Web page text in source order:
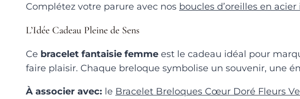
Complétez votre parure avec nos boucles d’oreilles en
L’Idée Cadeau Pleine de Sens
Ce bracelet fantaisie femme est le cadeau idéal pour
faire plaisir. Chaque breloque symbolise un souvenir, une
À associer avec: le Bracelet Breloques Cœur Doré Fleurs